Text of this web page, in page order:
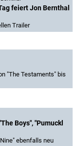
feiert Jon Bernthal
Trailer
"The Testaments" bis
Boys", "Pumuckl
ebenfalls neu